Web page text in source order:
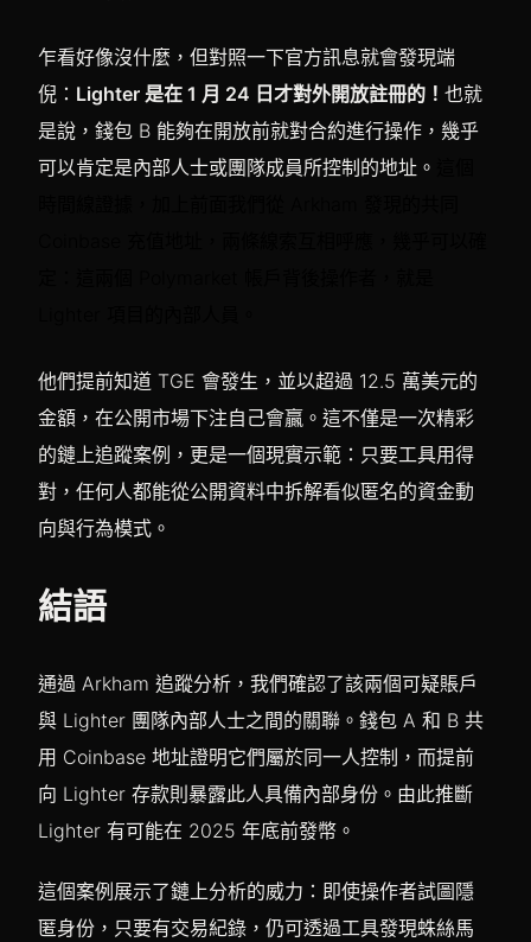
乍看好像沒什麼，但對照一下官方訊息就會發現端
倪： Lighter 是在 1 月 24 日才對外開放註冊的！也就
是說，錢包 B 能夠在開放前就對合約進行操作，幾乎
可以肯定是內部人士或團隊成員所控制的地址。
他們提前知道 TGE 會發生，並以超過 12.5 萬美元的
金額，在公開市場下注自己會贏。這不僅是一次精彩
的鏈上追蹤案例，更是一個現實示範：只要工具用得
對，任何人都能從公開資料中拆解看似匿名的資金動
向與行為模式。
結語
通過 Arkham 追蹤分析，我們確認了該兩個可疑賬戶
與 Lighter 團隊內部人士之間的關聯。錢包 A 和 B 共
用 Coinbase 地址證明它們屬於同一人控制，而提前
向 Lighter 存款則暴露此人具備內部身份。由此推斷
Lighter 有可能在 2025 年底前發幣。
這個案例展示了鏈上分析的威力：即使操作者試圖隱
匿身份，只要有交易紀錄，仍可透過工具發現蛛絲馬